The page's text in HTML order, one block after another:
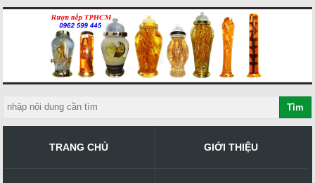
TRANG CHỦ GIỚI THIỆU